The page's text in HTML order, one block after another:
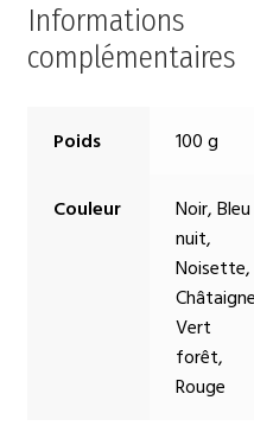
Informations
complémentaires
Poids 100 g
Couleur
Noir, Bleu
nuit,
Noisette,
Vert
forêt,
Rouge